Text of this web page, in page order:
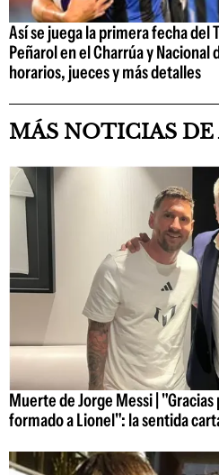
Así se juega la primera fecha del
Peñarol en el Charrúa y
horarios, jueces y más detalles
MÁS NOTICIAS
Muerte de Jorge Messi |
formado a Lionel": la sentida